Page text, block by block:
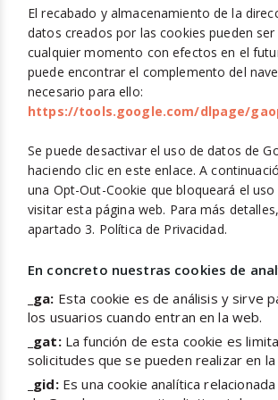
El recabado y almacenamiento de la
datos creados por las cookies pueden ser
cualquier momento con efectos en el
puede encontrar el complemento del
necesario para ello:
https://tools.google.com/dlpage/
Se puede desactivar el uso de datos de
haciendo clic en este enlace. A
una Opt-Out-Cookie que bloqueará el
visitar esta página web. Para más
apartado 3. Política de Privacidad.
En concreto nuestras cookies de
_ga: Esta cookie es de análisis y sirve
los usuarios cuando entran en la web.
_gat:La función de esta cookie es
solicitudes que se pueden realizar en
_gid:Es una cookie analítica